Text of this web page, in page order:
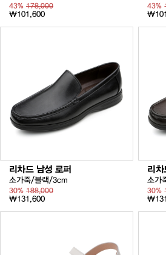
43% 178,000
₩101,600
43%
리차드 남성 로퍼
소가죽/블랙/3cm
30% 188,000
₩131,600
리차
소가
30%